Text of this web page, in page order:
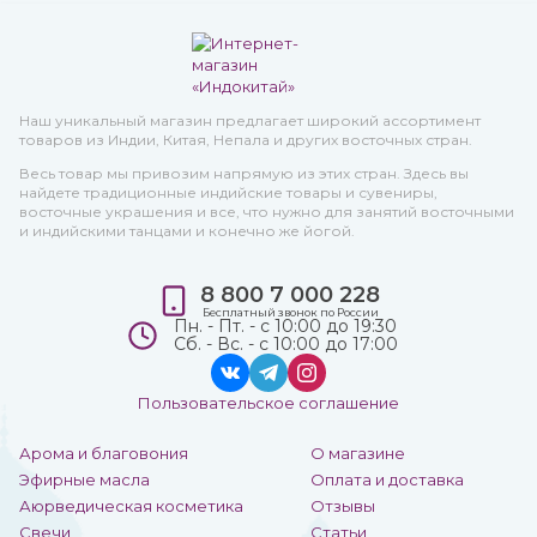
Наш уникальный магазин предлагает широкий ассортимент
товаров из Индии, Китая, Непала и других восточных стран.
Весь товар мы привозим напрямую из этих стран. Здесь вы
найдете традиционные индийские товары и сувениры,
восточные украшения и все, что нужно для занятий восточными
и индийскими танцами и конечно же йогой.
Арома и благовония
Эфирные масла
Аюрведическая косметика
Свечи
О магазине
Оплата и доставка
Отзывы
Статьи
8 800 7 000 228
Бесплатный звонок по России
Пн. - Пт. - с 10:00 до 19:30
Сб. - Вс. - с 10:00 до 17:00
Пользовательское соглашение